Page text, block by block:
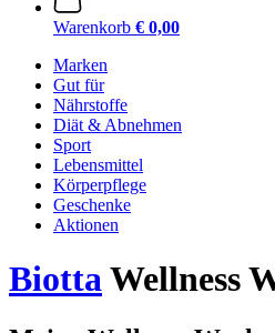
Warenkorb € 0,00
Marken
Gut für
Nährstoffe
Diät & Abnehmen
Sport
Lebensmittel
Körperpflege
Geschenke
Aktionen
BiottaWellness